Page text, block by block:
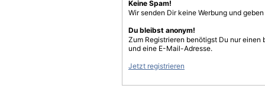
Keine Spam!
Wir senden Dir keine Werbung und
Du bleibst anonym!
Zum Registrieren benötigst Du nur einen
und eine E-Mail-Adresse.
Jetzt registrieren